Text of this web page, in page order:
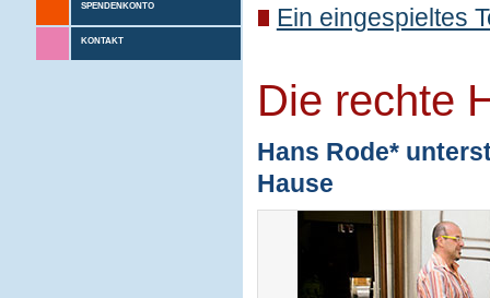
SPENDENKONTO
KONTAKT
Ein eingespieltes
Die rechte
Hans Rode*
Hause